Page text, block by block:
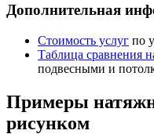
Дополнительная
Стоимость услуг по
Таблица сравнения
подвесными и
Примеры
рисунком